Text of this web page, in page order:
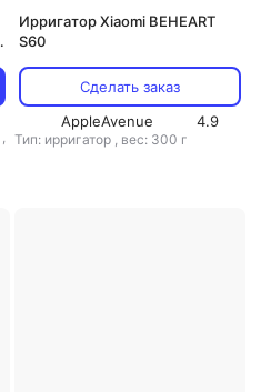
,
Ирригатор Xiaomi BEHEART
S60
Сделать заказ
AppleAvenue
4.9
Тип: ирригатор , вес: 300 г